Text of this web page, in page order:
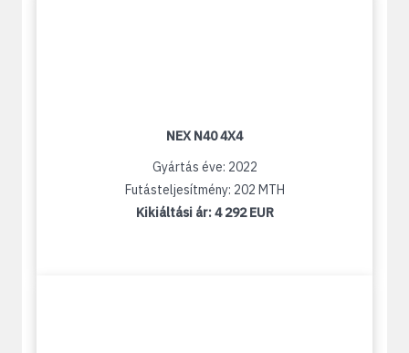
NEX N40 4X4
Gyártás éve: 2022
Futásteljesítmény: 202 MTH
Kikiáltási ár:4 292 EUR